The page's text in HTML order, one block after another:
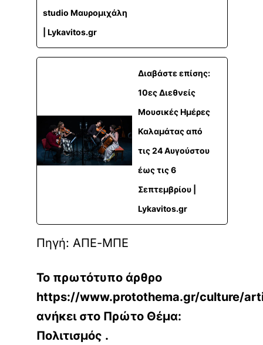
studio Μαυρομιχάλη
| Lykavitos.gr
Διαβάστε επίσης:
10ες Διεθνείς
Μουσικές Ημέρες
Καλαμάτας από
τις 24 Αυγούστου
έως τις 6
Σεπτεμβρίου |
Lykavitos.gr
Πηγή: ΑΠΕ-ΜΠΕ
Το πρωτότυπο άρθρο
https://www.protothema.gr/culture/
ανήκει στο Πρώτο Θέμα:
Πολιτισμός .